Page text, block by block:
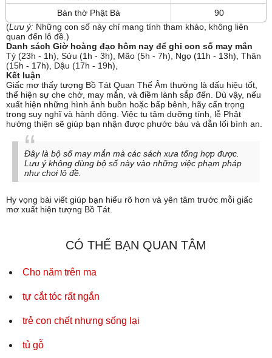
Bàn thờ Phật Bà
90
(Lưu ý: Những con số này chỉ mang tính tham khảo, không liên
quan đến lô đề.)
Danh sách Giờ hoàng đạo hôm nay để ghi con số may mắn
Tý (23h - 1h), Sửu (1h - 3h), Mão (5h - 7h), Ngọ (11h - 13h), Thân
(15h - 17h), Dậu (17h - 19h),
Kết luận
Giấc mơ thấy tượng Bồ Tát Quan Thế Âm thường là dấu hiệu tốt,
thể hiện sự che chở, may mắn, và điềm lành sắp đến. Dù vậy, nếu
xuất hiện những hình ảnh buồn hoặc bấp bênh, hãy cẩn trọng
trong suy nghĩ và hành động. Việc tu tâm dưỡng tính, lễ Phật
hướng thiện sẽ giúp bạn nhận được phước báu và dẫn lối bình an.
Đây là bộ số may mắn mà các sách xưa tổng hợp được.
Lưu ý không dùng bộ số này vào những việc phạm pháp
như chơi lô đề.
Hy vọng bài viết giúp bạn hiểu rõ hơn và yên tâm trước mỗi giấc
mơ xuất hiện tượng Bồ Tát.
CÓ THỂ BẠN QUAN TÂM
Cho năm trên ma
tự cắt tóc rất ngắn
trẻ con chết nhưng sống lại
tủ gỗ